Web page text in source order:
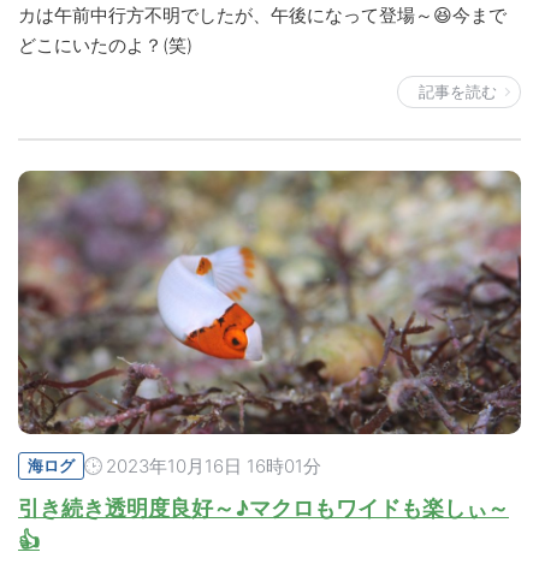
カは午前中行方不明でしたが、午後になって登場～😆今まで
どこにいたのよ？(笑)
記事を読む
海ログ 2023年10月16日 16時01分
引き続き透明度良好～♪マクロもワイドも楽しぃ～
👍